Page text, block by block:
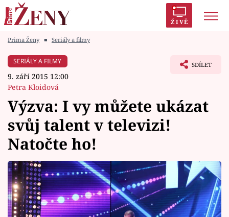
ŽIVĚ
Módní alarm
Témata
Celebrity
Vztahy
Seriály
Prima Ženy ■ Seriály a filmy
SERIÁLY A FILMY
9. září 2015 12:00
Petra Kloidová
SDÍLET
Výzva: I vy můžete ukázat
svůj talent v televizi!
Natočte ho!